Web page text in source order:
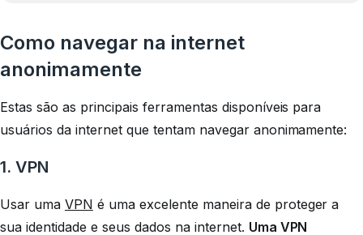
Como navegar na internet
anonimamente
Estas são as principais ferramentas disponíveis para
usuários da internet que tentam navegar anonimamente:
1. VPN
Usar uma VPN é uma excelente maneira de proteger a
sua identidade e seus dados na internet. Uma VPN